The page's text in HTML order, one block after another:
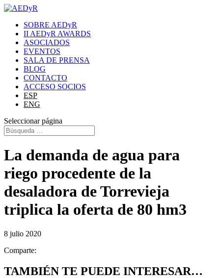
SOBRE AEDyR
II AEDyR AWARDS
ASOCIADOS
EVENTOS
SALA DE PRENSA
BLOG
CONTACTO
ACCESO SOCIOS
ESP
ENG
Seleccionar página
La demanda de agua para
riego procedente de la
desaladora de Torrevieja
triplica la oferta de 80 hm3
8 julio 2020
Comparte:
TAMBIÉN TE PUEDE INTERESAR…